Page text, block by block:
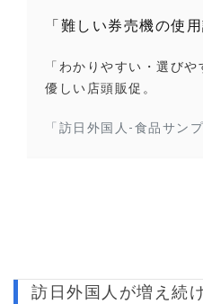
「難しい券売機の使
「わかりやすい・選び
優しい店頭販促。
「訪日外国人-食品サン
訪日外国人が増え続